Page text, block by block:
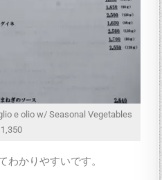
e olio w/ Seasonal Vegetables
1,350
わかりやすいです。